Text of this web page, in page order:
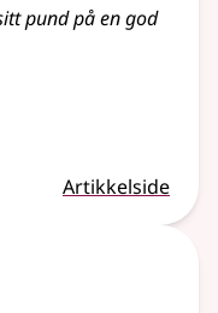
pund på en god
Artikkelside